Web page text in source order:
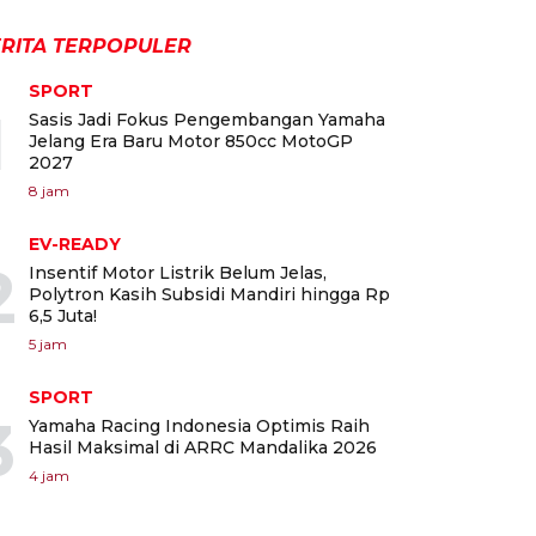
TERPOPULER
SPORT
Sasis Jadi Fokus Pengembangan Yamaha
Jelang Era Baru Motor 850cc MotoGP
2027
8 jam
EV-READY
Insentif Motor Listrik Belum Jelas,
Polytron Kasih Subsidi Mandiri hingga Rp
6,5 Juta!
5 jam
SPORT
Yamaha Racing Indonesia Optimis Raih
Hasil Maksimal di ARRC Mandalika 2026
4 jam